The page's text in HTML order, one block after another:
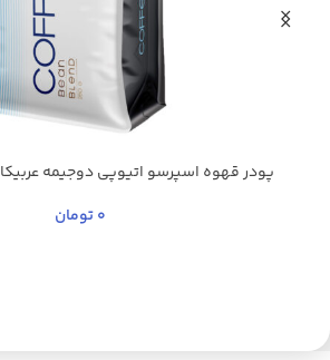
پودر قهوه اسپرسو اتیوپی دوجیمه عربیکا
0تومان